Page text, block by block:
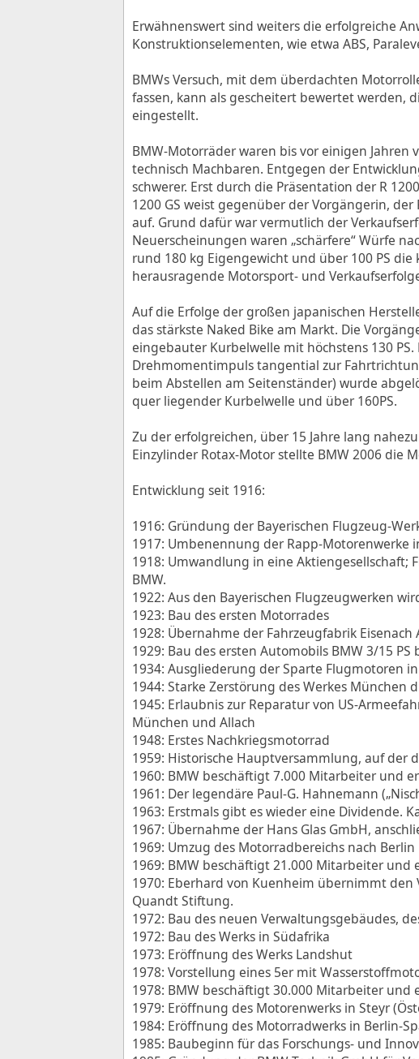
Erwähnenswert sind weiters die erfolgreiche
Konstruktionselementen, wie etwa ABS,
BMWs Versuch, mit dem überdachten
fassen, kann als gescheitert bewertet werden,
eingestellt.
BMW-Motorräder waren bis vor einigen Jahren
technisch Machbaren. Entgegen der
schwerer. Erst durch die Präsentation der R
1200 GS weist gegenüber der Vorgängerin,
auf. Grund dafür war vermutlich der
Neuerscheinungen waren „schärfere“ Würfe
rund 180 kg Eigengewicht und über 100 PS
herausragende Motorsport- und
Auf die Erfolge der großen japanischen
das stärkste Naked Bike am Markt. Die
eingebauter Kurbelwelle mit höchstens 130
Drehmomentimpuls tangential zur
beim Abstellen am Seitenständer) wurde
quer liegender Kurbelwelle und über 160PS.
Zu der erfolgreichen, über 15 Jahre lang
Einzylinder Rotax-Motor stellte BMW 2006 die
Entwicklung seit 1916:
1916: Gründung der Bayerischen Flugzeug-
1917: Umbenennung der Rapp-Motorenwerke
1918: Umwandlung in eine Aktiengesellschaft;
BMW.
1922: Aus den Bayerischen Flugzeugwerken
1923: Bau des ersten Motorrades
1928: Übernahme der Fahrzeugfabrik Eisenach
1929: Bau des ersten Automobils BMW 3/15 PS
1934: Ausgliederung der Sparte Flugmotoren
1944: Starke Zerstörung des Werkes München
1945: Erlaubnis zur Reparatur von US-
München und Allach
1948: Erstes Nachkriegsmotorrad
1959: Historische Hauptversammlung, auf der
1960: BMW beschäftigt 7.000 Mitarbeiter und
1961: Der legendäre Paul-G. Hahnemann
1963: Erstmals gibt es wieder eine Dividende.
1967: Übernahme der Hans Glas GmbH,
1969: Umzug des Motorradbereichs nach Berlin
1969: BMW beschäftigt 21.000 Mitarbeiter und
1970: Eberhard von Kuenheim übernimmt
Quandt Stiftung.
1972: Bau des neuen Verwaltungsgebäudes,
1972: Bau des Werks in Südafrika
1973: Eröffnung des Werks Landshut
1978: Vorstellung eines 5er mit
1978: BMW beschäftigt 30.000 Mitarbeiter und
1979: Eröffnung des Motorenwerks in Steyr
1984: Eröffnung des Motorradwerks in Berlin-
1985: Baubeginn für das Forschungs- und